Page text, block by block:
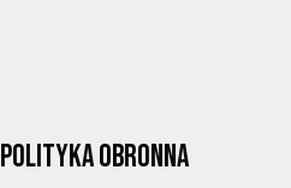
Polityka obronna